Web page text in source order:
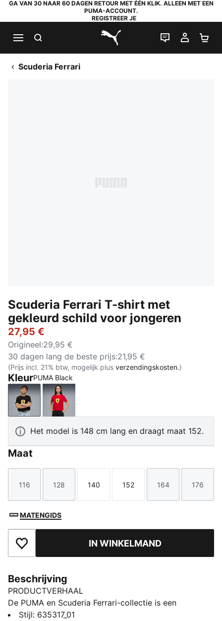
GA VAN 30 NAAR 60 DAGEN RETOUR MET ÉÉN KLIK. ALLEEN MET EEN
PUMA-ACCOUNT.
REGISTREER JE
PUMA.com
LIVE CHAT
MIJN
Scuderia Ferrari
Scuderia Ferrari T-shirt met
gekleurd schild voor jongeren
27,95 €
Origineel:29,95 €
30 dagen lang de beste prijs:21,95 €
(Prijs incl. 21% btw, mogelijk plus verzendingskosten.)
KleurPUMA Black
PUMA BlackRosso Corsa
Het model is 148 cm lang en draagt maat 152.
Maat
Maat
116
Maat
128
Maat
140
Maat
152
Maat
164
Maat
176
MATENGIDS
Toegevoegd aan favorietenIN WINKELMAND
Beschrijving
PRODUCTVERHAAL
De PUMA en Scuderia Ferrari-collectie is een
eerbetoon aan de fantastische motorsport en Ferrari's
Stijl: 635317_01